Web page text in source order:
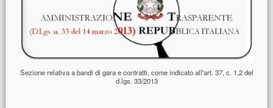
Sezione relativa a bandi di gara e contratti, come indicato all'art. 37, c. 1,2 del
d.lgs. 33/2013